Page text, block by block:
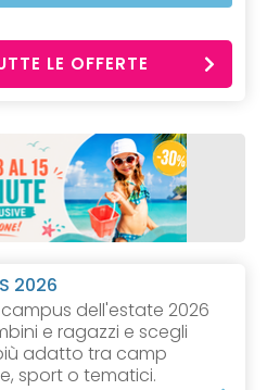
LE OFFERTE
2026
dell'estate 2026
e ragazzi e scegli
adatto tra camp
sport o tematici.